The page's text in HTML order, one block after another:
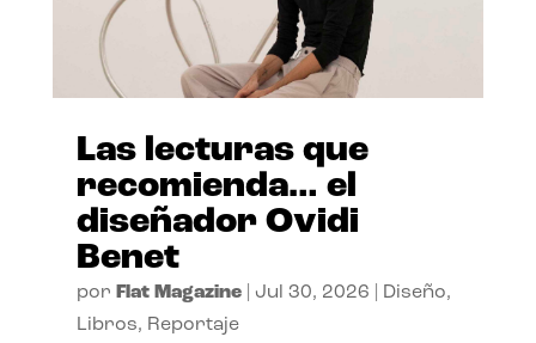
Las lecturas que
recomienda… el
diseñador Ovidi
Benet
por Flat Magazine| Jul 30, 2026 Diseño,
Libros, Reportaje